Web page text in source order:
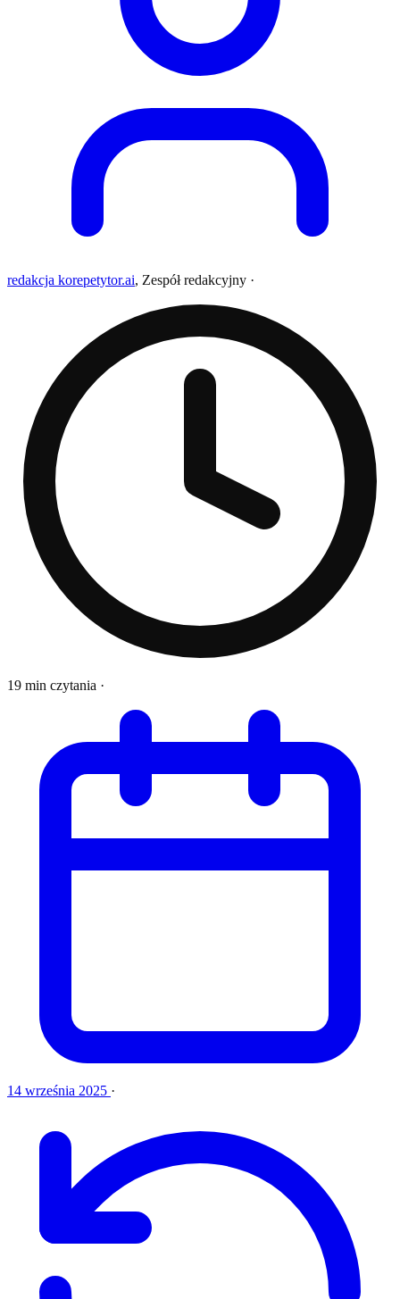
redakcja korepetytor.ai, Zespół redakcyjny ·
19 min czytania ·
14 września 2025 ·